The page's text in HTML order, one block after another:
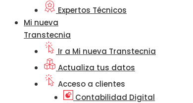
Expertos Técnicos
Mi nueva
Transtecnia
Ir a Mi nueva Transtecnia
Actualiza tus datos
Acceso a clientes
Contabilidad Digital